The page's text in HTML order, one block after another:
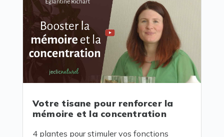
Votre tisane pour renforcer la
mémoire et la concentration
4 plantes pour stimuler vos fonctions